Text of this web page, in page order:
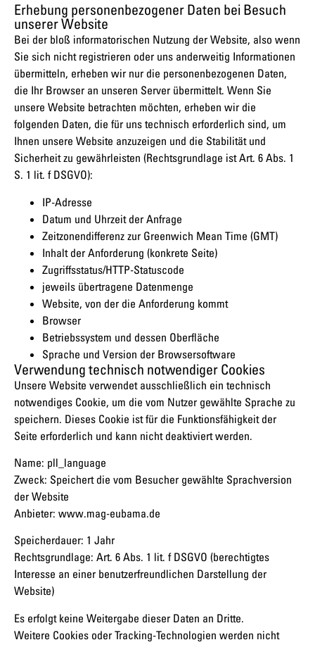
Erhebung personenbezogener Daten bei Besuch
unserer Website
Bei der bloß informatorischen Nutzung der Website, also wenn
Sie sich nicht registrieren oder uns anderweitig Informationen
übermitteln, erheben wir nur die personenbezogenen Daten,
die Ihr Browser an unseren Server übermittelt. Wenn Sie
unsere Website betrachten möchten, erheben wir die
folgenden Daten, die für uns technisch erforderlich sind, um
Ihnen unsere Website anzuzeigen und die Stabilität und
Sicherheit zu gewährleisten (Rechtsgrundlage ist Art. 6 Abs. 1
S. 1 lit. f DSGVO):
IP-Adresse
Datum und Uhrzeit der Anfrage
Zeitzonendifferenz zur Greenwich Mean Time (GMT)
Inhalt der Anforderung (konkrete Seite)
Zugriffsstatus/HTTP-Statuscode
jeweils übertragene Datenmenge
Website, von der die Anforderung kommt
Browser
Betriebssystem und dessen Oberfläche
Sprache und Version der Browsersoftware
Verwendung technisch notwendiger Cookies
Unsere Website verwendet ausschließlich ein technisch
notwendiges Cookie, um die vom Nutzer gewählte Sprache zu
speichern. Dieses Cookie ist für die Funktionsfähigkeit der
Seite erforderlich und kann nicht deaktiviert werden.
Name: pll_language
Zweck: Speichert die vom Besucher gewählte Sprachversion
der Website
Anbieter: www.mag-eubama.de
Speicherdauer: 1 Jahr
Rechtsgrundlage: Art. 6 Abs. 1 lit. f DSGVO (berechtigtes
Interesse an einer benutzerfreundlichen Darstellung der
Website)
Es erfolgt keine Weitergabe dieser Daten an Dritte.
Weitere Cookies oder Tracking-Technologien werden nicht